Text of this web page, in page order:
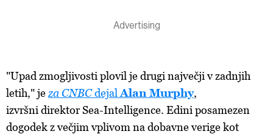
"Upad zmogljivosti plovil je drugi največji v zadnjih
letih," jeza CNBCdejal Alan Murphy,
izvršni direktor Sea-Intelligence. Edini posamezen
dogodek z večjim vplivom na dobavne verige kot